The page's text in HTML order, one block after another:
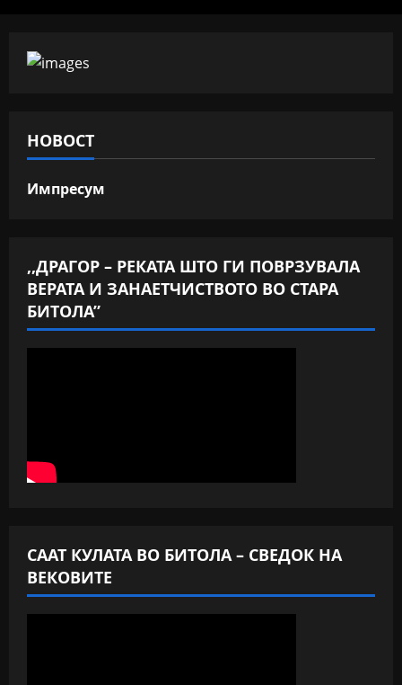
НОВОСТ
Импресум
,,ДРАГОР – РЕКАТА ШТО ГИ ПОВРЗУВАЛА
ВЕРАТА И ЗАНАЕТЧИСТВОТО ВО СТАРА
БИТОЛА”
СААТ КУЛАТА ВО БИТОЛА – СВЕДОК НА
ВЕКОВИТЕ